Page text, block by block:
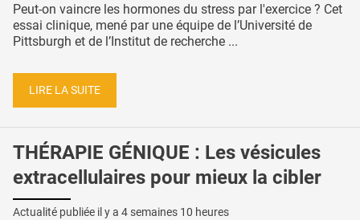
Peut-on vaincre les hormones du stress par l'exercice ? Cet
essai clinique, mené par une équipe de l’Université de
Pittsburgh et de l’Institut de recherche ...
LIRE LA SUITE
THÉRAPIE GÉNIQUE : Les vésicules
extracellulaires pour mieux la cibler
Actualité publiée il y a 4 semaines 10 heures